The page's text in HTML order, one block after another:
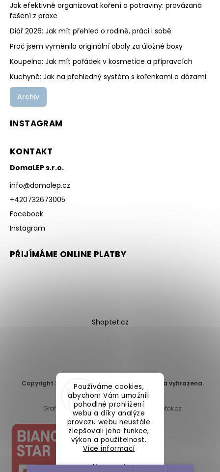
Používáme cookies,
abychom Vám umožnili
pohodlné prohlížení
webu a díky analýze
provozu webu neustále
zlepšovali jeho funkce,
výkon a použitelnost.
Více informací
Nastavení
Jak efektivně organizovat koření a potraviny: provázaná
řešení z praxe
Diář 2026: Jak mít přehled o rodině, práci i sobě
Proč jsem vyměnila originální obaly za úložné boxy
Koupelna: Jak mít pořádek v kosmetice a přípravcích
Kuchyně: Jak na přehledný systém s kořenkami a dózami
Archiv
INSTAGRAM
KONTAKT
DomaLEP s.r.o.
info@domalep.cz
+420732673005
Facebook
Instagram
PŘIJÍMÁME ONLINE PLATBY
Shoptet.cz
Copyright 2026 DomaLEP s.r.o. . Všechna práva vyhrazena.
Upravit nastavení cookies
Grafický návrh vytvořil a nakódoval
Shoptak.cz